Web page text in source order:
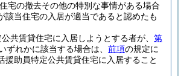
宅の撤去その他の特別な事情がある場合
該当住宅の入居が適当であると認めたも
共賃貸住宅に入居しようとする者が、 第
ずれかに該当する場合は、 前項の規定に
援助員特定公共賃貸住宅に入居すること